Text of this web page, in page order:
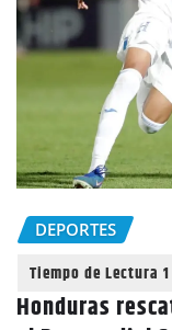
DEPORTES
Honduras